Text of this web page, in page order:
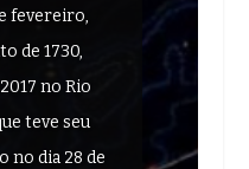
fevereiro,
de 1730,
no Rio
teve seu
no dia 28 de